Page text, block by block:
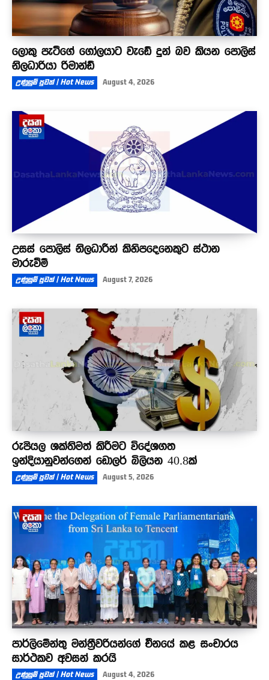
ලොකු පැටීගේ ගෝලයාට වැඩේ දුන් බව කියන පොලිස්
නිලධාරියා රිමාන්ඩ්
උණුසුම් පුවත් | Hot News August 4, 2026
උසස් පොලිස් නිලධාරීන් කිහිපදෙනෙකුට ස්ථාන
මාරුවීම්
උණුසුම් පුවත් | Hot News August 7, 2026
රුපියල ශක්තිමත් කිරීමට විදේශගත
ඉන්දියානුවන්ගෙන් ඩොලර් බිලියන 40.8ක්
උණුසුම් පුවත් | Hot News August 5, 2026
පාර්ලිමේන්තු මන්ත්‍රීවරියන්ගේ චීනයේ කළ සංචාරය
සාර්ථකව අවසන් කරයි
උණුසුම් පුවත් | Hot News August 4, 2026